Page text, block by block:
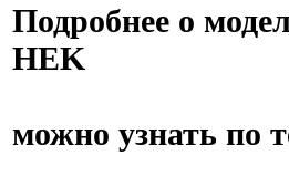
Подробнее о
HEK
можно узнать по